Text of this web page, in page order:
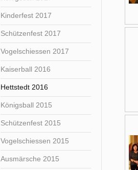
Kinderfest 2017
Schützenfest 2017
Vogelschiessen 2017
Kaiserball 2016
Hettstedt 2016
Königsball 2015
Schützenfest 2015
Vogelschiessen 2015
Ausmärsche 2015